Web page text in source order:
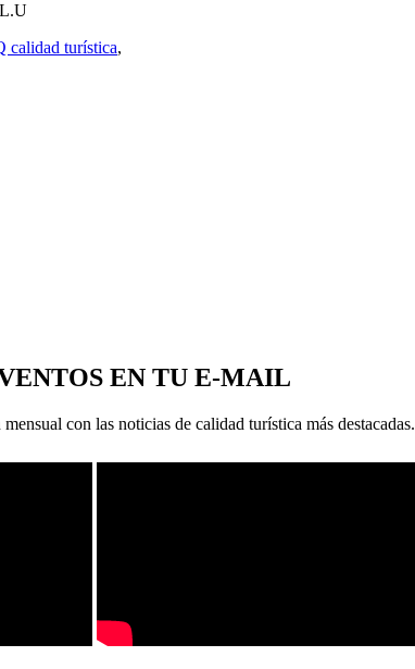
calidad turística,
EN TU E-MAIL
con las noticias de calidad turística más destacadas.